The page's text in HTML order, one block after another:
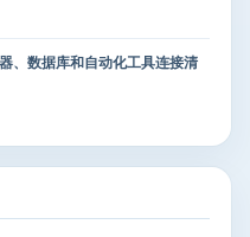
、数据库和自动化工具连接清